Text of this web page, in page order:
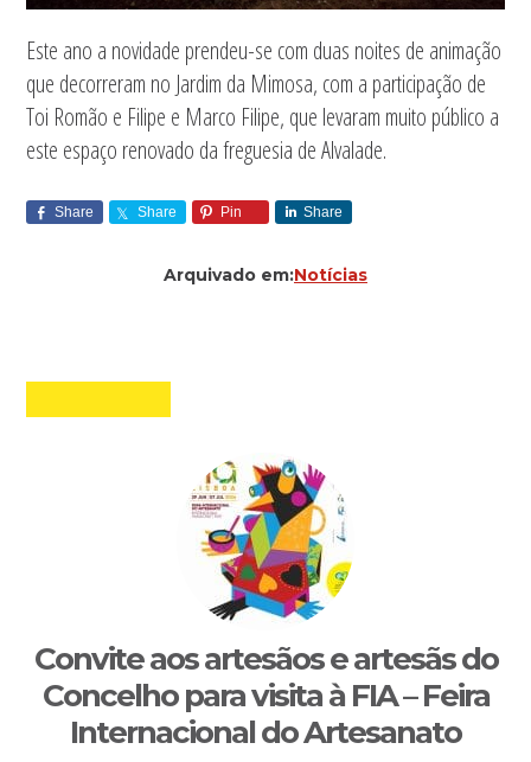
Este ano a novidade prendeu-se com duas noites de animação
que decorreram no Jardim da Mimosa, com a participação de
Toi Romão e Filipe e Marco Filipe, que levaram muito público a
este espaço renovado da freguesia de Alvalade.
Share Share Pin Share
Arquivado em:Notícias
Convite aos artesãos e artesãs do
Concelho para visita à FIA – Feira
Internacional do Artesanato